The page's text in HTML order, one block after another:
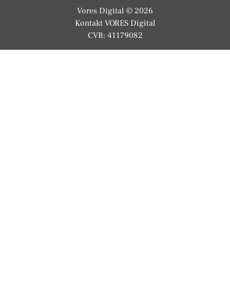
Vores Digital © 2026
Kontakt VORES Digital
CVR: 41179082